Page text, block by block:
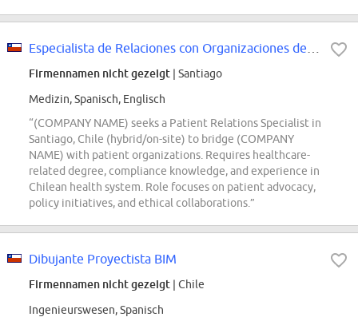
Firmennamen nicht gezeigt | Santiago
Medizin, Spanisch, Englisch
“(COMPANY NAME) seeks a Patient Relations Specialist in
Santiago, Chile (hybrid/on-site) to bridge (COMPANY
NAME) with patient organizations. Requires healthcare-
related degree, compliance knowledge, and experience in
Chilean health system. Role focuses on patient advocacy,
policy initiatives, and ethical collaborations.”
Dibujante Proyectista BIM
Firmennamen nicht gezeigt | Chile
Ingenieurswesen, Spanisch